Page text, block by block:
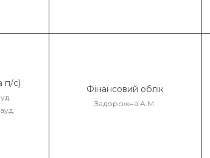
п/с)
Фінансовий облік
Задорожна А.М.